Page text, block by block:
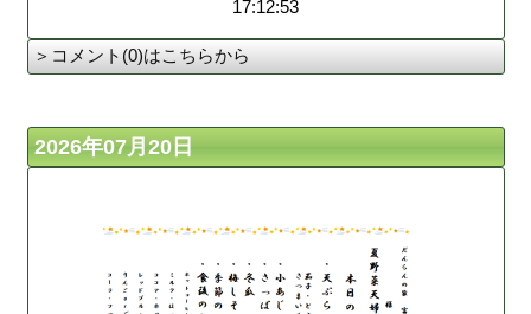
17:12:53
＞コメント(0)はこちらから
2026年07月20日